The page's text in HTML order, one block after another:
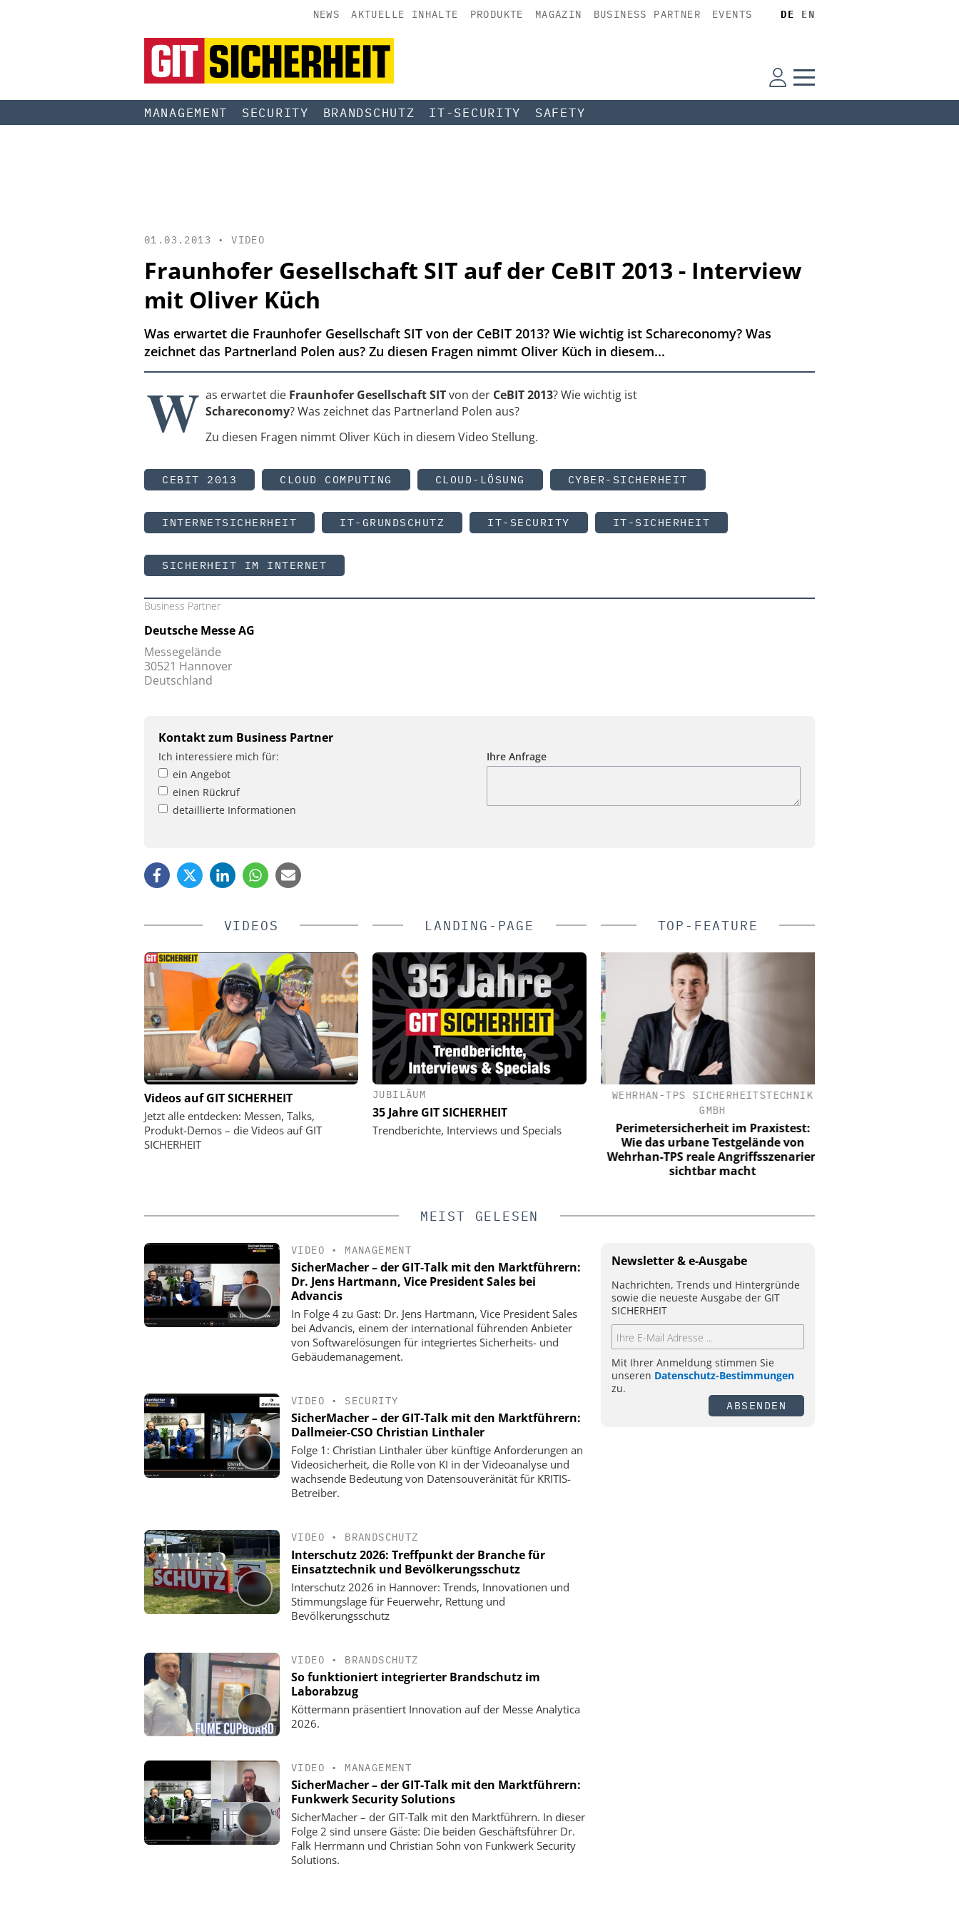
NEWS AKTUELLE INHALTE PRODUKTE MAGAZIN BUSINESS PARTNER EVENTS DE EN
MANAGEMENT SECURITY BRANDSCHUTZ IT-SECURITY SAFETY
01.03.2013 •VIDEO
Fraunhofer Gesellschaft SIT auf der CeBIT 2013 - Interview
mit Oliver Küch
Was erwartet die Fraunhofer Gesellschaft SIT von der CeBIT 2013? Wie wichtig ist Schareconomy? Was
zeichnet das Partnerland Polen aus? Zu diesen Fragen nimmt Oliver Küch in diesem...
W as erwartet die Fraunhofer Gesellschaft SITvon der CeBIT 2013? Wie wichtig ist
Schareconomy? Was zeichnet das Partnerland Polen aus?
Zu diesen Fragen nimmt Oliver Küch in diesem Video Stellung.
CEBIT 2013 CLOUD COMPUTING CLOUD-LÖSUNG CYBER-SICHERHEIT
INTERNETSICHERHEIT IT-GRUNDSCHUTZ IT-SECURITY IT-SICHERHEIT
SICHERHEIT IM INTERNET
Business Partner
Deutsche Messe AG
Messegelände
30521 Hannover
Deutschland
Kontakt zum Business Partner
Ich interessiere mich für:
ein Angebot
einen Rückruf
detaillierte Informationen
Ihre Anfrage
VIDEOS
Videos auf GIT SICHERHEIT
Jetzt alle entdecken: Messen, Talks,
Produkt-Demos – die Videos auf GIT
SICHERHEIT
LANDING-PAGE
JUBILÄUM
35 Jahre GIT SICHERHEIT
Trendberichte, Interviews und Specials
TOP-FEATURE
ASSA ABLOY SICHERHEITSTECHNIK
GMBH
Schließtechnik im Wandel: Die
Merkur Spiel-Arena setzt auf eCliq
PMRExpo 2026 - Leitmesse für
hybride, kritische Kommunikation
WEHRHAN-TPS SICHERHEITSTECHNIK
GMBH
Perimetersicherheit im Praxistest:
Wie das urbane Testgelände von
Wehrhan-TPS reale Angriffsszenarien
sichtbar macht
MEIST GELESEN
VIDEO • MANAGEMENT
SicherMacher – der GIT‑Talk mit den Marktführern:
Dr. Jens Hartmann, Vice President Sales bei
Advancis
In Folge 4 zu Gast: Dr. Jens Hartmann, Vice President Sales
bei Advancis, einem der international führenden Anbieter
von Softwarelösungen für integriertes Sicherheits- und
Gebäudemanagement.
VIDEO • SECURITY
SicherMacher – der GIT‑Talk mit den Marktführern:
Dallmeier-CSO Christian Linthaler
Folge 1: Christian Linthaler über künftige Anforderungen an
Videosicherheit, die Rolle von KI in der Videoanalyse und
wachsende Bedeutung von Datensouveränität für KRITIS-
Betreiber.
VIDEO • BRANDSCHUTZ
Interschutz 2026: Treffpunkt der Branche für
Einsatztechnik und Bevölkerungsschutz
Interschutz 2026 in Hannover: Trends, Innovationen und
Stimmungslage für Feuerwehr, Rettung und
Bevölkerungsschutz
VIDEO • BRANDSCHUTZ
So funktioniert integrierter Brandschutz im
Laborabzug
Köttermann präsentiert Innovation auf der Messe Analytica
2026.
VIDEO • MANAGEMENT
SicherMacher – der GIT-Talk mit den Marktführern:
Funkwerk Security Solutions
SicherMacher – der GIT‑Talk mit den Marktführern. In dieser
Folge 2 sind unsere Gäste: Die beiden Geschäftsführer Dr.
Falk Herrmann und Christian Sohn von Funkwerk Security
Solutions.
Newsletter & e-Ausgabe
Nachrichten, Trends und Hintergründe
sowie die neueste Ausgabe der GIT
SICHERHEIT
Mit Ihrer Anmeldung stimmen Sie
unseren Datenschutz-Bestimmungen
zu.
ABSENDEN